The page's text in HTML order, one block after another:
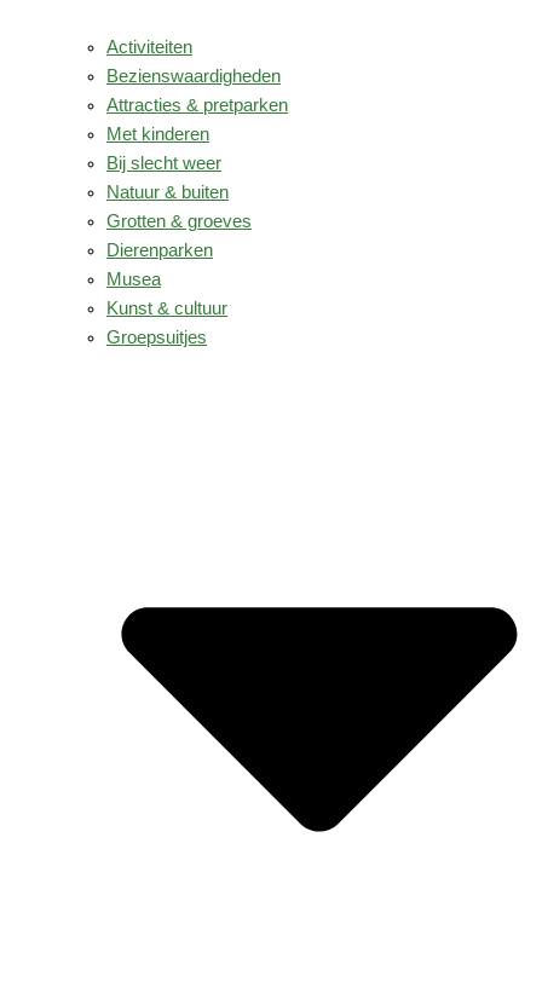
Activiteiten
Bezienswaardigheden
Attracties & pretparken
Met kinderen
Bij slecht weer
Natuur & buiten
Grotten & groeves
Dierenparken
Musea
Kunst & cultuur
Groepsuitjes